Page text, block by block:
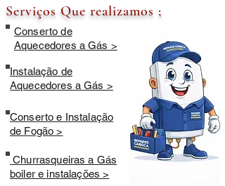
Serviços Que realizamos ;
Conserto de
Aquecedores a Gás >
Instalação de
Aquecedores a Gás >
Conserto e Instalação
de Fogão >
Churrasqueiras a Gás
boiler e instalações >